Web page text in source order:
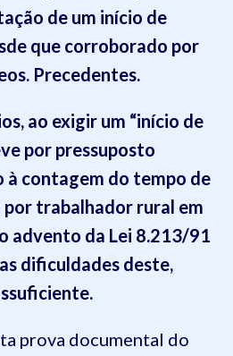
de um início de
que corroborado por
Precedentes.
ao exigir um “início de
por pressuposto
à contagem do tempo de
trabalhador rural em
advento da Lei 8.213/91
dificuldades deste,
prova documental do